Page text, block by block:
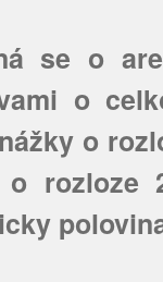
se o
o
o
rozloze